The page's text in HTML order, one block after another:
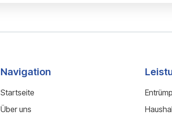
Navigation
Startseite
Über uns